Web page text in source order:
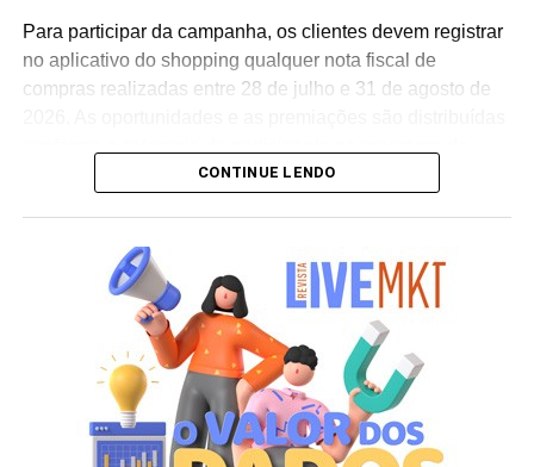
Cooxupé.
Para participar da campanha, os clientes devem registrar
no aplicativo do shopping qualquer nota fiscal de
compras realizadas entre 28 de julho e 31 de agosto de
de setembro de 2026. Após a divulgação do resultado
oficial, os vencedores terão até o dia 16 de setembro para
realizar a retirada presencial dos ingressos e brindes no
espaço Villa Atende, localizado no piso G1 do shopping.
“O SP Open é um torneio muito relevante para a cidade e
para essa região. Como estamos no evento de forma tão
profunda, nada mais justo do que proporcionar essa
experiência para alguns dos nossos clientes fiéis”,
CONTINUE LENDO